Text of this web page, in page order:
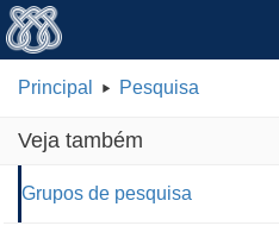
Principal Pesquisa
Veja também
Grupos de pesquisa